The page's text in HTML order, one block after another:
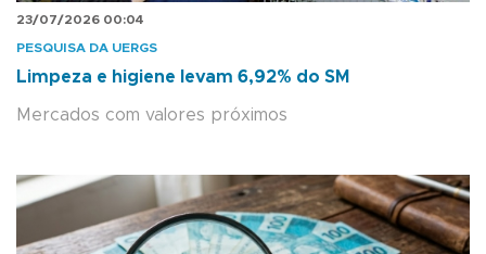
23/07/2026 00:04
PESQUISA DA UERGS
Limpeza e higiene levam 6,92% do SM
Mercados com valores próximos